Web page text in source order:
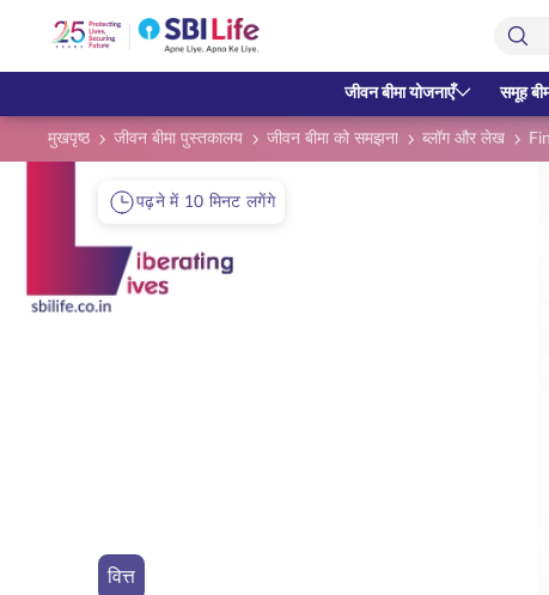
जीवन बीमा योजनाएँ समूह
मुखपृष्ठ जीवन बीमा पुस्तकालय जीवन बीमा को समझना ब्लॉग और लेख
पढ़ने में 10 मिनट लगेंगे
वित्त